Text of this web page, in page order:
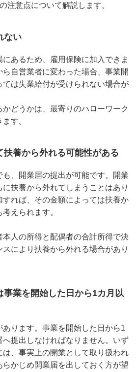
注意点について解説します。
ない
あるため、雇用保険に加入できま
自営業者に変わった場合、事業開
は失業給付が受けられない場合が
どうかは、最寄りのハローワーク
す。
扶養から外れる可能性がある
、開業届の提出が可能です。開業
扶養から外れてしまうことはあり
すれば、その金額によっては扶養か
えられます。
本人の所得と配偶者の合計所得で決
により扶養から外れる場合があり
事業を開始した日から1カ月以
あります。事業を開始した日から1
へ提出しなければなりません。いず
は、事実上の開業として取り扱われ
らかじめ開業届を出しておく方が望